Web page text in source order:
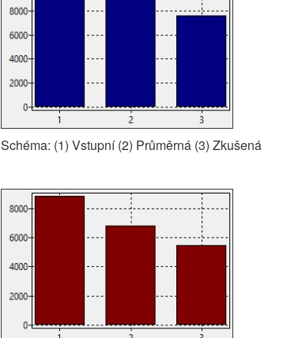
Schéma: (1) Vstupní (2) Průměrná (3) Zkušená